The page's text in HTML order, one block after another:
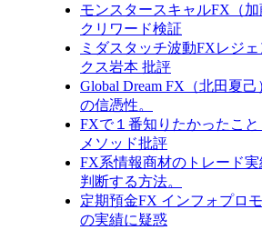
モンスタースキャルFX（
クリワード検証
ミダスタッチ波動FXレジ
クス岩本 批評
Global Dream FX（北田夏
の信憑性。
FXで１番知りたかったこ
メソッド批評
FX系情報商材のトレード
判断する方法。
定期預金FX インフォプロ
の実績に疑惑